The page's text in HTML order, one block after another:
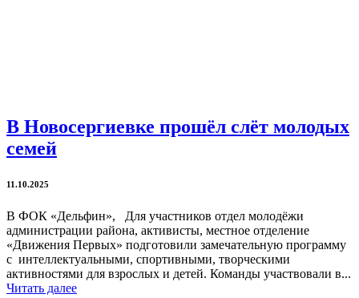
В Новосергиевке прошёл слёт молодых
семей
11.10.2025
В ФОК «Дельфин», Для участников отдел молодёжи
администрации района, активисты, местное отделение
«Движения Первых» подготовили замечательную программу
с интеллектуальными, спортивными, творческими
активностями для взрослых и детей. Команды участвовали в...
Читать далее